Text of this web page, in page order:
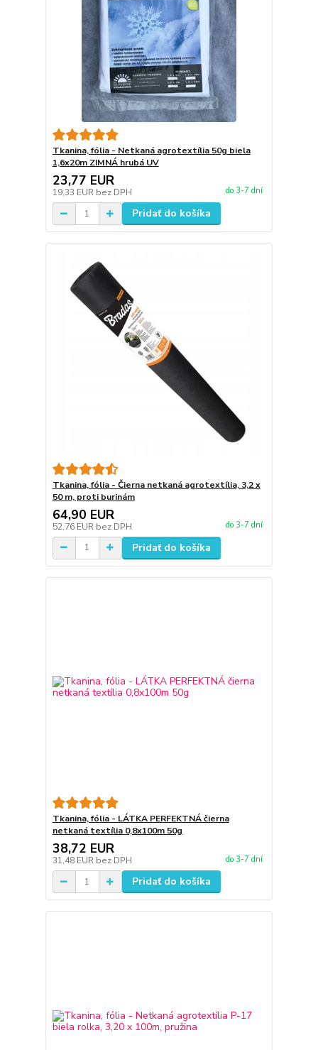
Tkanina, fólia - Netkaná agrotextília 50g biela
1,6x20m ZIMNÁ hrubá UV
23,77 EUR
19,33 EUR bez DPH do 3-7 dní
Pridať do košíka
Tkanina, fólia - Čierna netkaná agrotextília, 3,2 x
50 m, proti burinám
64,90 EUR
52,76 EUR bez DPH do 3-7 dní
Pridať do košíka
Tkanina, fólia - LÁTKA PERFEKTNÁ čierna
netkaná textília 0,8x100m 50g
38,72 EUR
31,48 EUR bez DPH do 3-7 dní
Pridať do košíka